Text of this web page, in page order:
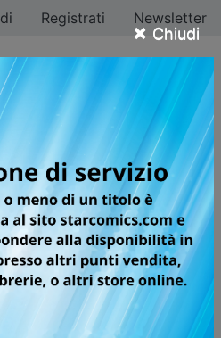
× Chiudi
Registrati Newsletter
per la